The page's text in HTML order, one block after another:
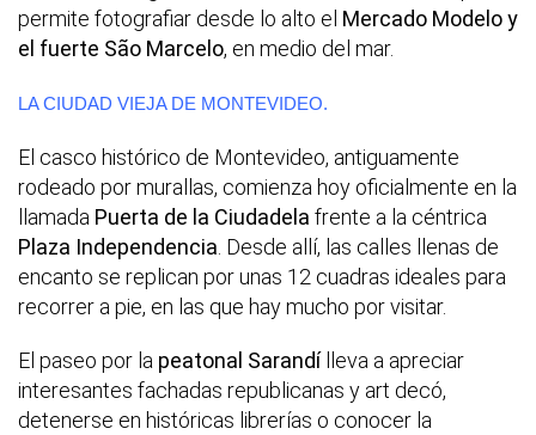
permite fotografiar desde lo alto el Mercado Modelo y
el fuerte São Marcelo, en medio del mar.
LA CIUDAD VIEJA DE MONTEVIDEO.
El casco histórico de Montevideo, antiguamente
rodeado por murallas, comienza hoy oficialmente en la
llamada Puerta de la Ciudadela frente a la céntrica
Plaza Independencia. Desde allí, las calles llenas de
encanto se replican por unas 12 cuadras ideales para
recorrer a pie, en las que hay mucho por visitar.
El paseo por la peatonal Sarandí lleva a apreciar
interesantes fachadas republicanas y art decó,
detenerse en históricas librerías o conocer la